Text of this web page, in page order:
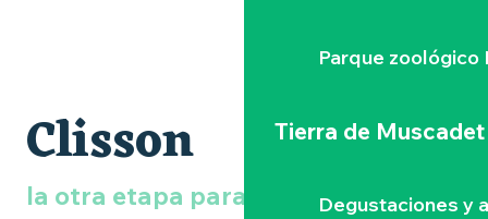
Parque zoológico
Tierra de Muscadet
Degustaciones y
INFORMACIÓN PRÁCTICA
Clisson
la otra etapa para explorar